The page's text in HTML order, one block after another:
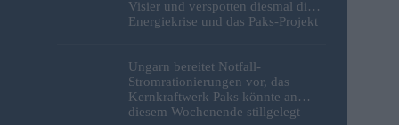
Visier und verspotten diesmal die
Energiekrise und das Paks-Projekt
Ungarn bereitet Notfall-
Stromrationierungen vor, das
Kernkraftwerk Paks könnte an
diesem Wochenende stillgelegt